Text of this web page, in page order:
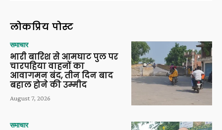
लोकप्रिय पोस्ट
समाचार
भारी बारिश से आमघाट पुल पर
चारपहिया वाहनों का
आवागमन बंद, तीन दिन बाद
बहाल होने की उम्मीद
August 7, 2026
समाचार